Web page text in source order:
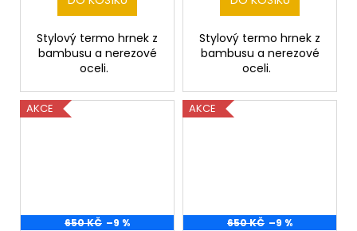
Stylový termo hrnek z
bambusu a nerezové
oceli.
Stylový termo hrnek z
bambusu a nerezové
oceli.
AKCE
650 KČ –9 %
AKCE
650 KČ –9 %